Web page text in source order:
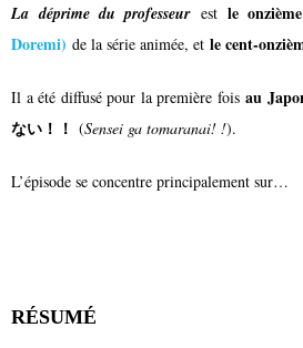
La déprime du professeurest le
Doremi) de la série animée, etle cent-
Il a été diffusé pour la première foisau
ない！！ (Sensei ga tomaranai! !).
L’épisode se concentre principalement sur…
RÉSUMÉ